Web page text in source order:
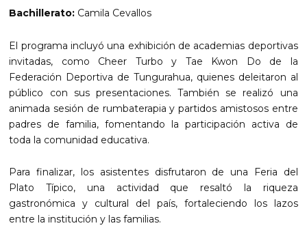
Bachillerato: Camila Cevallos
El programa incluyó una exhibición de academias deportivas
invitadas, como Cheer Turbo y Tae Kwon Do de la
Federación Deportiva de Tungurahua, quienes deleitaron al
público con sus presentaciones. También se realizó una
animada sesión de rumbaterapia y partidos amistosos entre
padres de familia, fomentando la participación activa de
toda la comunidad educativa.
Para finalizar, los asistentes disfrutaron de una Feria del
Plato Típico, una actividad que resaltó la riqueza
gastronómica y cultural del país, fortaleciendo los lazos
entre la institución y las familias.